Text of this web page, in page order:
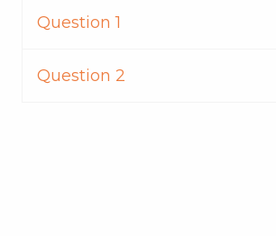
Question 1
Question 2